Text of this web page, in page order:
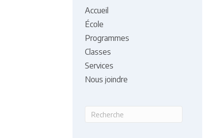
Accueil
École
Programmes
Classes
Services
Nous joindre